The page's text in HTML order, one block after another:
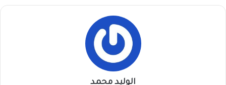
الوليد محمد